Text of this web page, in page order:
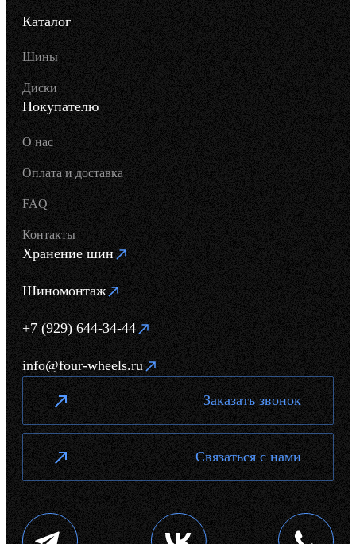
Каталог
Шины
Диски
Покупателю
О нас
Оплата и доставка
FAQ
Контакты
Хранение шин
Шиномонтаж
+7 (929) 644-34-44
info@four-wheels.ru
Заказать звонок
Связаться с нами